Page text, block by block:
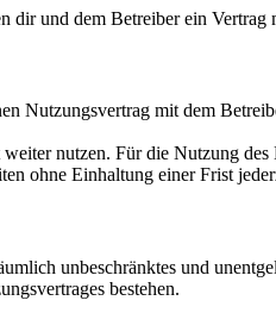
und dem Betreiber ein Vertrag
Nutzungsvertrag mit dem
nutzen. Für die Nutzung
ohne Einhaltung einer Frist
unbeschränktes und
bestehen.